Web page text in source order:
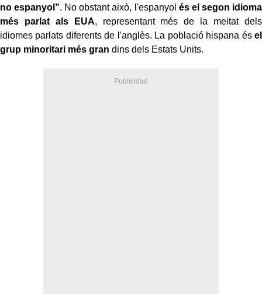
no espanyol”. No obstant això, l'espanyol és el segon idioma
més parlat als EUA, representant més de la meitat dels
idiomes parlats diferents de l'anglès. La població hispana és el
grup minoritari més gran dins dels Estats Units.